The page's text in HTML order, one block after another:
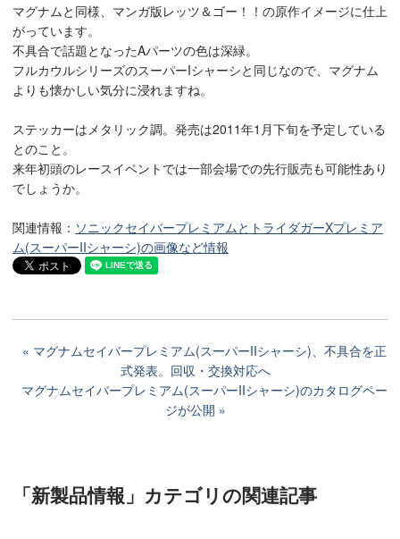
マグナムと同様、マンガ版レッツ＆ゴー！！の原作イメージに仕上
がっています。
不具合で話題となったAパーツの色は深緑。
フルカウルシリーズのスーパーIシャーシと同じなので、マグナム
よりも懐かしい気分に浸れますね。
ステッカーはメタリック調。発売は2011年1月下旬を予定している
とのこと。
来年初頭のレースイベントでは一部会場での先行販売も可能性あり
でしょうか。
関連情報： ソニックセイバープレミアムとトライダガーXプレミア
ム(スーパーIIシャーシ)の画像など情報
マグナムセイバープレミアム(スーパーIIシャーシ)、不具合を正
式発表。回収・交換対応へ
マグナムセイバープレミアム(スーパーIIシャーシ)のカタログペー
ジが公開
「新製品情報」カテゴリの関連記事